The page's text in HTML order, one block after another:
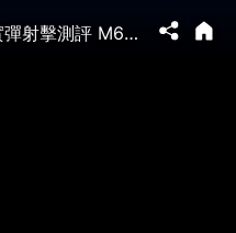
改良型M60A3將進行實彈射擊測評 M60A3升級工程的四大面向 重點升級火控系統防護能力動力系統資訊整合能力#M60A3 #M60A3升級 #改良型M60A3 #M1A2T | 05/02 馬克時空